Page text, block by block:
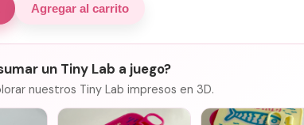
Agregar al carrito
un Tiny Lab a juego?
nuestros Tiny Lab impresos en 3D.